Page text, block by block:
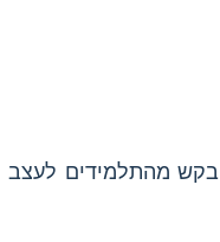
בקש מהתלמידים לעצב